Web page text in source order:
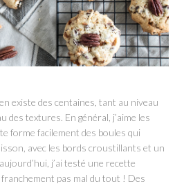
existe des centaines, tant au niveau
des textures. En général, j’aime les
forme facilement des boules qui
avec les bords croustillants et un
j’ai testé une recette
pas mal du tout ! Des